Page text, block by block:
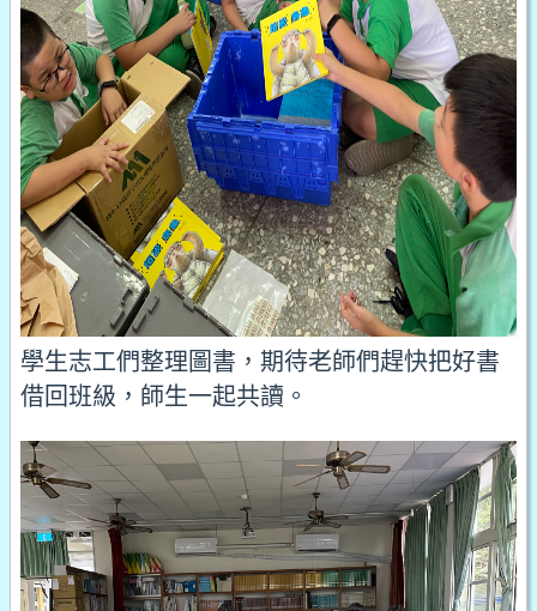
學生志工們整理圖書，期待老師們趕快把好書
借回班級，師生一起共讀。